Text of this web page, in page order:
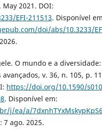
May 2021. DOI:
EFI-211513. Disponível
doi/abs/10.3233/
O mundo e a
v. 36, n. 105, p.
https://doi.org/10.1590/
. Disponível em:
j/ea/a/
7 ago. 2025.